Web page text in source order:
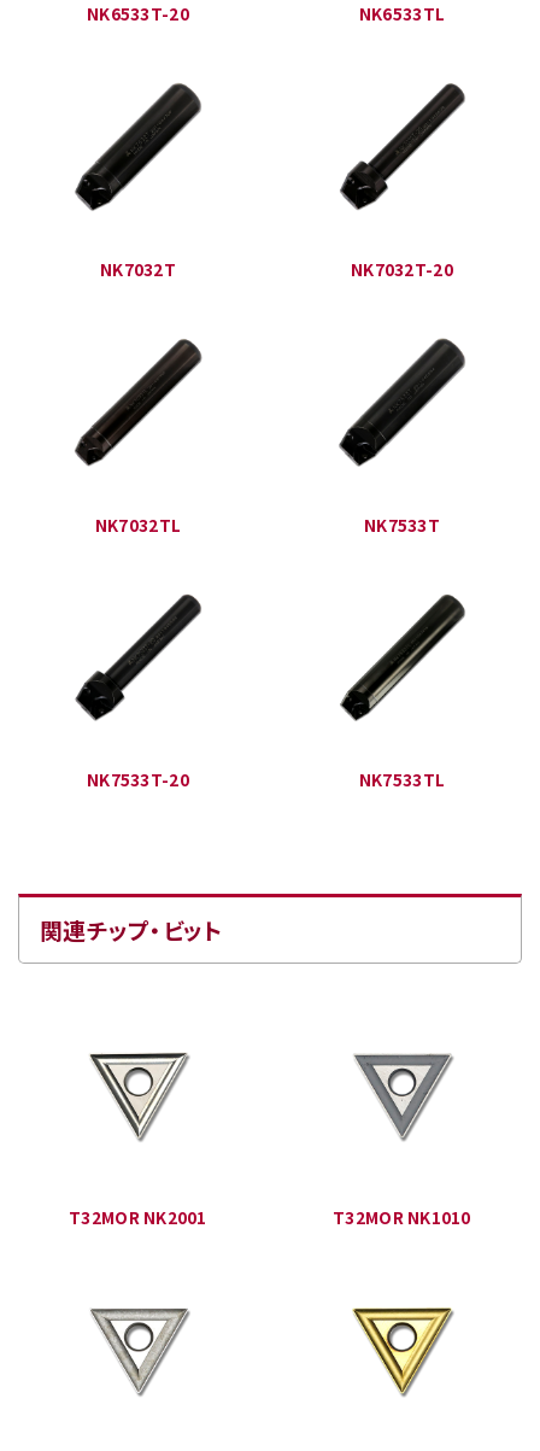
NK6533T-20 NK6533TL
NK7032T NK7032T-20
NK7032TL NK7533T
NK7533T-20 NK7533TL
関連チップ・ビット
T32MOR NK2001 T32MOR NK1010